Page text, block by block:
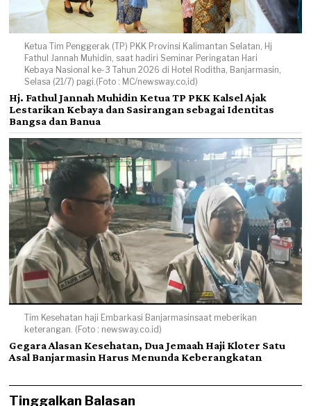
Ketua Tim Penggerak (TP) PKK Provinsi Kalimantan Selatan, Hj
Fathul Jannah Muhidin, saat hadiri Seminar Peringatan Hari
Kebaya Nasional ke-3 Tahun 2026 di Hotel Roditha, Banjarmasin,
Selasa (21/7) pagi.(Foto : MC/newsway.co,id)
Hj. Fathul Jannah Muhidin Ketua TP PKK Kalsel Ajak
Lestarikan Kebaya dan Sasirangan sebagai Identitas
Bangsa dan Banua
Tim Kesehatan haji Embarkasi Banjarmasinsaat meberikan
keterangan. (Foto : newsway.co.id)
Gegara Alasan Kesehatan, Dua Jemaah Haji Kloter Satu
Asal Banjarmasin Harus Menunda Keberangkatan
Tinggalkan Balasan